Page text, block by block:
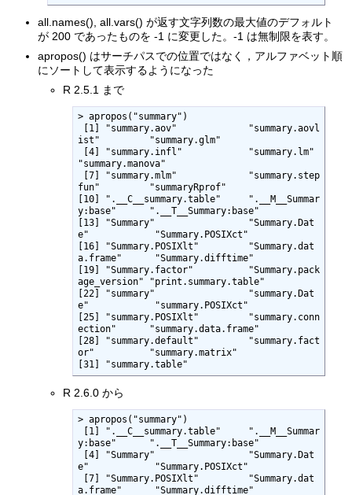
all.names(), all.vars() が返す文字列数の最大値のデフォルト
が 200 であったものを -1 に変更した。-1 は無制限を表す。
apropos() はサーチパスでの位置ではなく，アルファベット順
にソートして表示するようになった
R 2.5.1 まで
> apropos("summary")
ist"         "summary.glm"
"summary.manova"
fun"         "summaryRprof"
[10] ".__C__summary.table"     ".__M__Summar
y:base"      ".__T__Summary:base"
[13] "Summary"                 "Summary.Dat
e"            "Summary.POSIXct"
[16] "Summary.POSIXlt"         "Summary.dat
a.frame"      "Summary.difftime"
[19] "Summary.factor"          "Summary.pack
age_version" "print.summary.table"
[22] "summary"                 "summary.Dat
e"            "summary.POSIXct"
[25] "summary.POSIXlt"         "summary.conn
ection"      "summary.data.frame"
[28] "summary.default"         "summary.fact
or"          "summary.matrix"
[31] "summary.table"
R 2.6.0 から
> apropos("summary")
y:base"      ".__T__Summary:base"
e"            "Summary.POSIXct"
a.frame"      "Summary.difftime"